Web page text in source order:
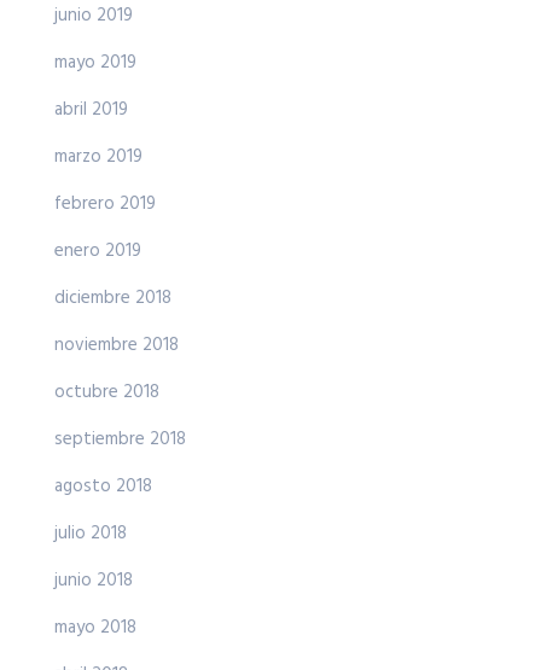
junio 2019
mayo 2019
abril 2019
marzo 2019
febrero 2019
enero 2019
diciembre 2018
noviembre 2018
octubre 2018
septiembre 2018
agosto 2018
julio 2018
junio 2018
mayo 2018